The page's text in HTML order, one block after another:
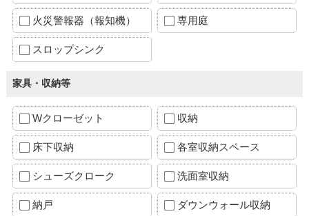
火災警報器（報知機） 専用庭
スロップシンク
家具・収納等
Wクローゼット 収納
床下収納 各室収納スペース
シューズクローク 洗面室収納
納戸 ダウンウォール収納